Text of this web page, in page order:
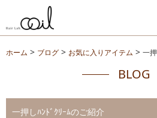
ホーム > ブログ > お気に入りアイテム > 一
BLOG
一押しﾊﾝﾄﾞｸﾘｰﾑのご紹介